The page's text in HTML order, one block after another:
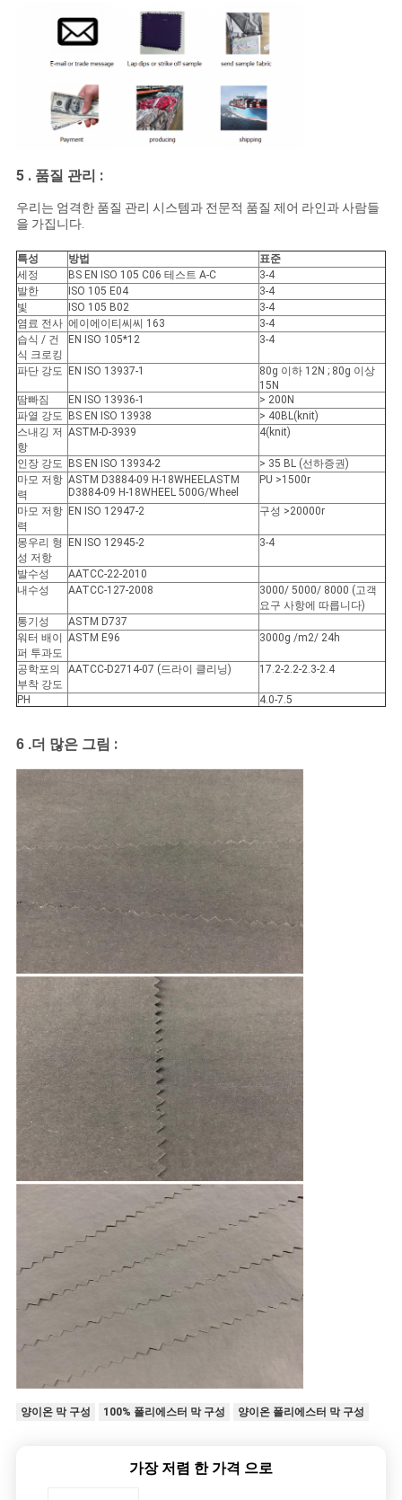
5 . 품질 관리 :
우리는 엄격한 품질 관리 시스템과 전문적 품질 제어 라인과 사람들
을 가집니다.
특성 방법
표준
세정
BS EN ISO 105 C06 테스트 A-C
3-4
발한
ISO 105 E04
3-4
빛
ISO 105 B02
3-4
염료 전사 에이에이티씨씨 163
3-4
습식 / 건
식 크로킹
EN ISO 105*12 3-4
파단 강도 EN ISO 13937-1
80g 이하 12N ; 80g 이상
15N
땀빠짐
EN ISO 13936-1
> 200N
파열 강도
BS EN ISO 13938
> 40BL(knit)
스내깅 저
항
ASTM-D-3939 4(knit)
인장 강도 BS EN ISO 13934-2
> 35 BL (선하증권)
마모 저항
력
ASTM D3884-09 H-18WHEELASTM
D3884-09 H-18WHEEL 500G/Wheel
PU >1500r
마모 저항
력
EN ISO 12947-2 구성 >20000r
몽우리 형
성 저항
EN ISO 12945-2 3-4
발수성
AATCC-22-2010
내수성
AATCC-127-2008
3000/ 5000/ 8000 (고객
요구 사항에 따릅니다)
통기성
ASTM D737
워터 배이
퍼 투과도
ASTM E96 3000g /m2/ 24h
공학포의
부착 강도
AATCC-D2714-07 (드라이 클리닝) 17.2-2.2-2.3-2.4
PH 4.0-7.5
6 .더 많은 그림 :
양이온 막 구성 100% 폴리에스터 막 구성 양이온 폴리에스터 막 구성
가장 저렴 한 가격 으로